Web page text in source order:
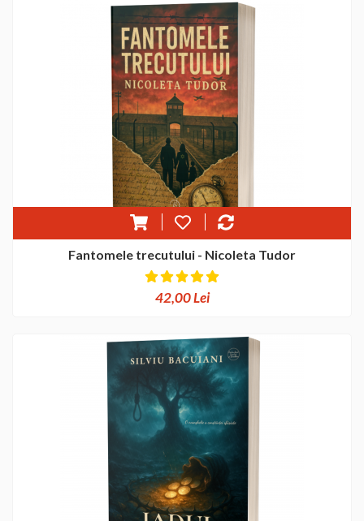
Fantomele trecutului - Nicoleta Tudor
42,00 Lei